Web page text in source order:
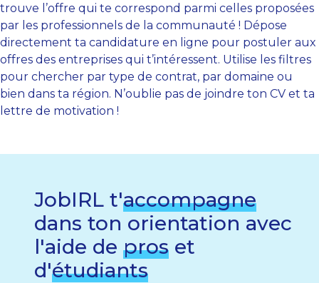
trouve l’offre qui te correspond parmi celles proposées
par les professionnels de la communauté ! Dépose
directement ta candidature en ligne pour postuler aux
offres des entreprises qui t’intéressent. Utilise les filtres
pour chercher par type de contrat, par domaine ou
bien dans ta région. N’oublie pas de joindre ton CV et ta
lettre de motivation !
JobIRL t'accompagne
dans ton orientation avec
l'aide de pros et
d'étudiants